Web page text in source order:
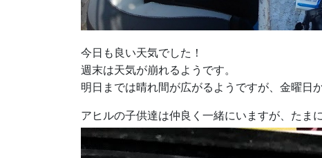
今日も良い天気でした！
週末は天気が崩れるようです。
明日までは晴れ間が広がるようですが、金曜日
アヒルの子供達は仲良く一緒にいますが、たま